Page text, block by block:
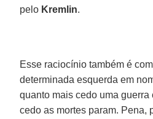
pelo Kremlin.
Esse raciocínio também é
determinada esquerda em
quanto mais cedo uma
cedo as mortes param. Pena,